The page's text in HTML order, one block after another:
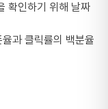
확인하기 위해 날짜
과 클릭률의 백분율